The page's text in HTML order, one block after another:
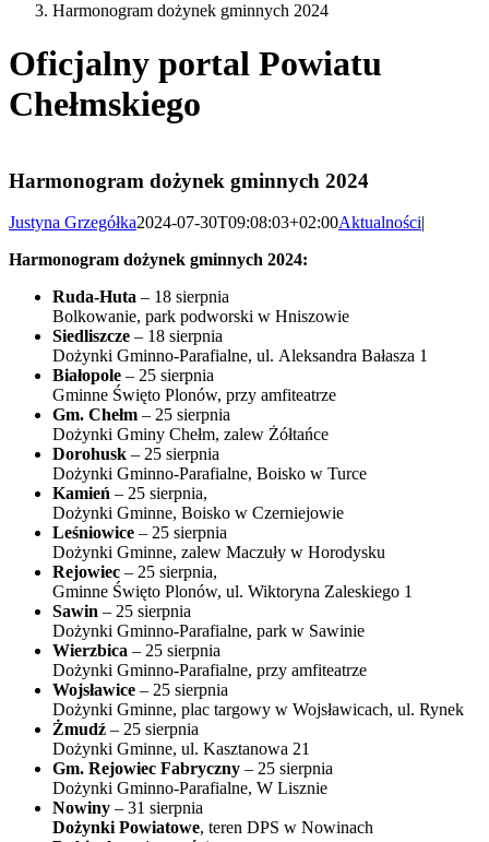
Harmonogram dożynek gminnych 2024
Oficjalny portal Powiatu
Chełmskiego
Harmonogram dożynek gminnych 2024
Justyna Grzegółka2024-07-30T09:08:03+02:00Aktualności|
Harmonogram dożynek gminnych 2024:
Ruda-Huta – 18 sierpnia
Bolkowanie, park podworski w Hniszowie
Siedliszcze – 18 sierpnia
Dożynki Gminno-Parafialne, ul. Aleksandra Bałasza 1
Białopole – 25 sierpnia
Gminne Święto Plonów, przy amfiteatrze
Gm. Chełm – 25 sierpnia
Dożynki Gminy Chełm, zalew Żółtańce
Dorohusk – 25 sierpnia
Dożynki Gminno-Parafialne, Boisko w Turce
Kamień – 25 sierpnia,
Dożynki Gminne, Boisko w Czerniejowie
Leśniowice – 25 sierpnia
Dożynki Gminne, zalew Maczuły w Horodysku
Rejowiec – 25 sierpnia,
Gminne Święto Plonów, ul. Wiktoryna Zaleskiego 1
Sawin – 25 sierpnia
Dożynki Gminno-Parafialne, park w Sawinie
Wierzbica – 25 sierpnia
Dożynki Gminno-Parafialne, przy amfiteatrze
Wojsławice – 25 sierpnia
Dożynki Gminne, plac targowy w Wojsławicach, ul. Rynek
Żmudź – 25 sierpnia
Dożynki Gminne, ul. Kasztanowa 21
Gm. Rejowiec Fabryczny – 25 sierpnia
Dożynki Gminno-Parafialne, W Lisznie
Nowiny – 31 sierpnia
Dożynki Powiatowe, teren DPS w Nowinach